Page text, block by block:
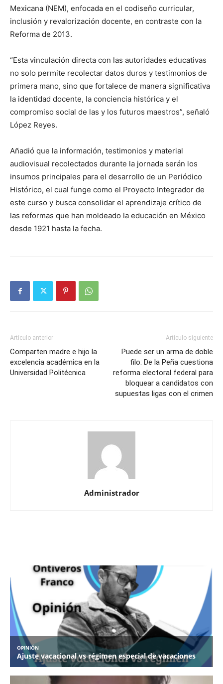
Mexicana (NEM), enfocada en el codiseño curricular,
inclusión y revalorización docente, en contraste con la
Reforma de 2013.
“Esta vinculación directa con las autoridades educativas
no solo permite recolectar datos duros y testimonios de
primera mano, sino que fortalece de manera significativa
la identidad docente, la conciencia histórica y el
compromiso social de las y los futuros maestros”, señaló
López Reyes.
Añadió que la información, testimonios y material
audiovisual recolectados durante la jornada serán los
insumos principales para el desarrollo de un Periódico
Histórico, el cual funge como el Proyecto Integrador de
este curso y busca consolidar el aprendizaje crítico de
las reformas que han moldeado la educación en México
desde 1921 hasta la fecha.
Artículo anterior
Comparten madre e hijo la
excelencia académica en la
Universidad Politécnica
Artículo siguiente
Puede ser un arma de doble
filo: De la Peña cuestiona
reforma electoral federal para
bloquear a candidatos con
supuestas ligas con el crimen
Administrador